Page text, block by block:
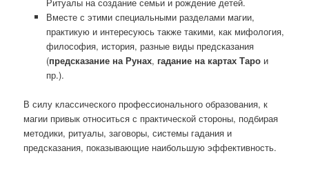
Вместе с этими специальными разделами магии,
практикую и интересуюсь также такими, как мифология,
философия, история, разные виды предсказания
(предсказание на Рунах, гадание на картах Тарои
пр.).
В силу классического профессионального образования, к
магии привык относиться с практической стороны, подбирая
методики, ритуалы, заговоры, системы гадания и
предсказания, показывающие наибольшую эффективность.